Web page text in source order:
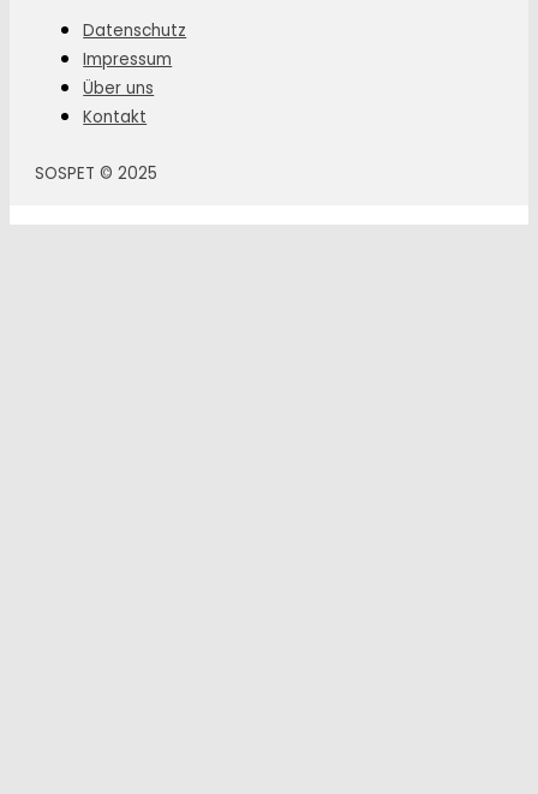
Datenschutz
Impressum
Über uns
Kontakt
SOSPET © 2025